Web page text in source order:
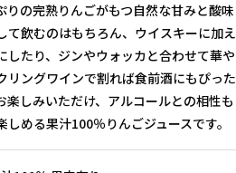
の完熟りんごがもつ自然な甘みと酸味
て飲むのはもちろん、ウイスキーに加え
したり、ジンやウォッカと合わせて華や
リングワインで割れば食前酒にもぴった
楽しみいただけ、アルコールとの相性も
める果汁100％りんごジュースです。